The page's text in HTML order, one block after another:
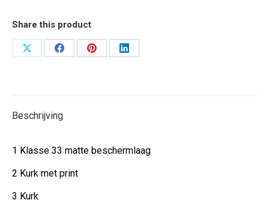
Share this product
Deel
Deel
Deel
Deel
Beschrijving
1 Klasse 33 matte beschermlaag
2 Kurk met print
3 Kurk